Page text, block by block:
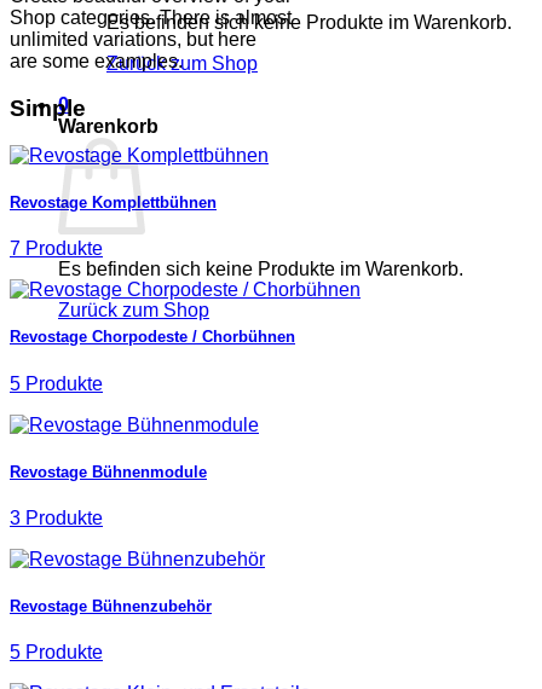
Es befinden sich keine Produkte im Warenkorb.
Zurück zum Shop
0
Warenkorb
Es befinden sich keine Produkte im Warenkorb.
Zurück zum Shop
Shop categories. There is almost
unlimited variations, but here
are some examples.
Simple
Revostage Komplettbühnen
7 Produkte
Revostage Chorpodeste / Chorbühnen
5 Produkte
Revostage Bühnenmodule
3 Produkte
Revostage Bühnenzubehör
5 Produkte